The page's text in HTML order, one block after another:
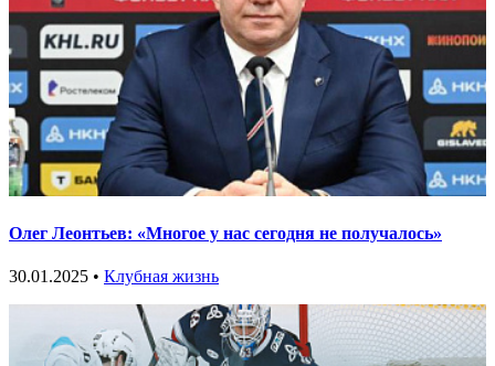
Олег Леонтьев: «Многое у нас сегодня не получалось»
30.01.2025 • Клубная жизнь